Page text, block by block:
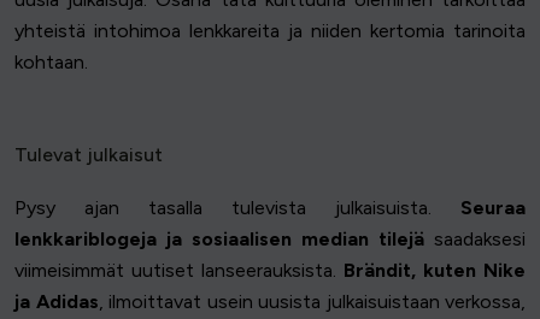
yhteistä intohimoa lenkkareita ja niiden kertomia tarinoita
kohtaan.
Tulevat julkaisut
Pysy ajan tasalla tulevista julkaisuista. Seuraa
lenkkariblogeja ja sosiaalisen median tilejä saadaksesi
viimeisimmät uutiset lanseerauksista. Brändit, kuten Nike
ja Adidas, ilmoittavat usein uusista julkaisuistaan verkossa,